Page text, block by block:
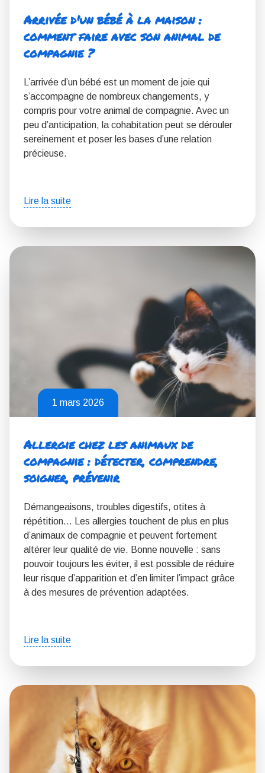
Arrivée d'un bébé à la maison :
comment faire avec son animal de
compagnie ?
L’arrivée d’un bébé est un moment de joie qui
s’accompagne de nombreux changements, y
compris pour votre animal de compagnie. Avec un
peu d’anticipation, la cohabitation peut se dérouler
sereinement et poser les bases d’une relation
précieuse.
Lire la suite
1 mars 2026
Allergie chez les animaux de
compagnie : détecter, comprendre,
soigner, prévenir
Démangeaisons, troubles digestifs, otites à
répétition… Les allergies touchent de plus en plus
d’animaux de compagnie et peuvent fortement
altérer leur qualité de vie. Bonne nouvelle : sans
pouvoir toujours les éviter, il est possible de réduire
leur risque d’apparition et d’en limiter l’impact grâce
à des mesures de prévention adaptées.
Lire la suite